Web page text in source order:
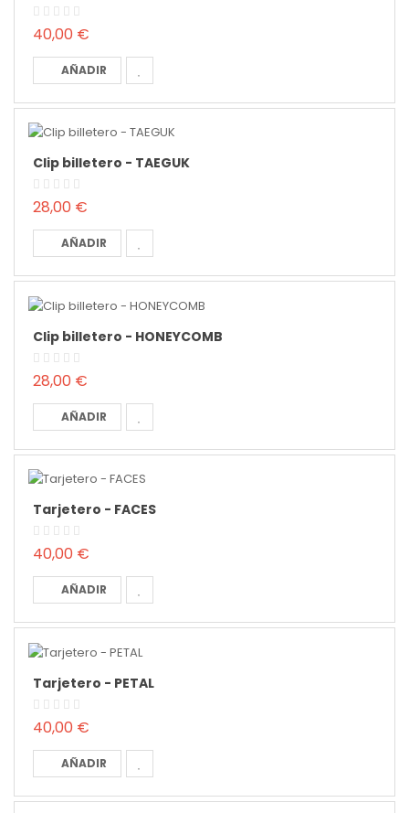
40,00 €
AÑADIR
Clip billetero - TAEGUK
28,00 €
AÑADIR
Clip billetero - HONEYCOMB
28,00 €
AÑADIR
Tarjetero - FACES
40,00 €
AÑADIR
Tarjetero - PETAL
40,00 €
AÑADIR